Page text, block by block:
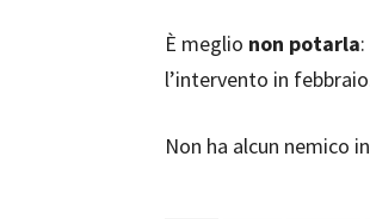
È meglio non potarla
l’intervento in
Non ha alcun nemico